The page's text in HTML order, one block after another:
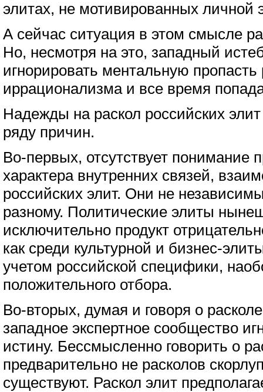
элитах, не мотивированных личной
А сейчас ситуация в этом смысле
Но, несмотря на это, западный
игнорировать ментальную пропасть
иррационализма и все время
Надежды на раскол российских
ряду причин.
Во-первых, отсутствует понимание
характера внутренних связей,
российских элит. Они не
разному. Политические элиты
исключительно продукт
как среди культурной и бизнес-
учетом российской специфики,
положительного отбора.
Во-вторых, думая и говоря о
западное экспертное сообщество
истину. Бессмысленно говорить о
предварительно не расколов
существуют. Раскол элит